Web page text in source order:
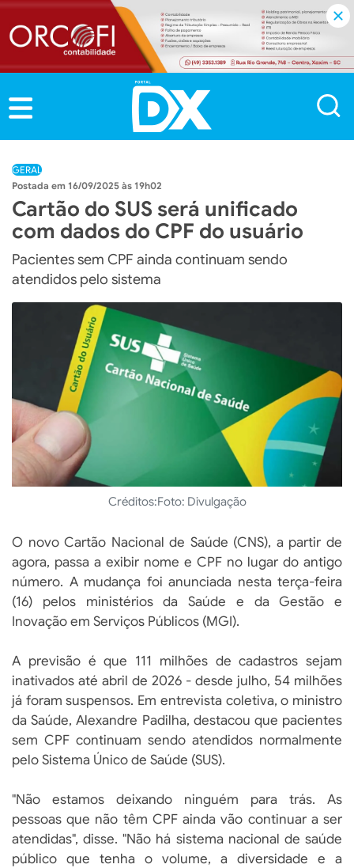
GERAL
16/09/2025 às 19h02
Cartão do SUS será unificado
com dados do CPF do usuário
Pacientes sem CPF ainda continuam sendo
atendidos pelo sistema
Créditos:Foto: Divulgação
O novo Cartão Nacional de Saúde (CNS), a partir de
agora, passa a exibir nome e CPF no lugar do antigo
número. A mudança foi anunciada nesta terça-feira
(16) pelos ministérios da Saúde e da Gestão e
Inovação em Serviços Públicos (MGI).
A previsão é que 111 milhões de cadastros sejam
inativados até abril de 2026 - desde julho, 54 milhões
já foram suspensos. Em entrevista coletiva, o ministro
da Saúde, Alexandre Padilha, destacou que pacientes
sem CPF continuam sendo atendidos normalmente
pelo Sistema Único de Saúde (SUS).
"Não estamos deixando ninguém para trás. As
pessoas que não têm CPF ainda vão continuar a ser
atendidas", disse. "Não há sistema nacional de saúde
público que tenha o volume, a diversidade e a